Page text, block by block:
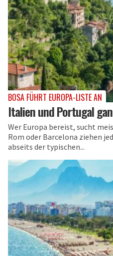
BOSA FÜHRT EUROPA-LISTE AN
Italien und Portugal
Wer Europa bereist, sucht
Rom oder Barcelona ziehen
abseits der typischen...